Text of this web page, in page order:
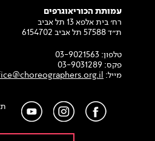
עמותת הכוריאוגרפים
רח׳ בית אלפא 13 תל אביב
ת״ד 57588 תל אביב 6154702
טלפון: 03-9021563
פקס: 03-9031289
מייל: